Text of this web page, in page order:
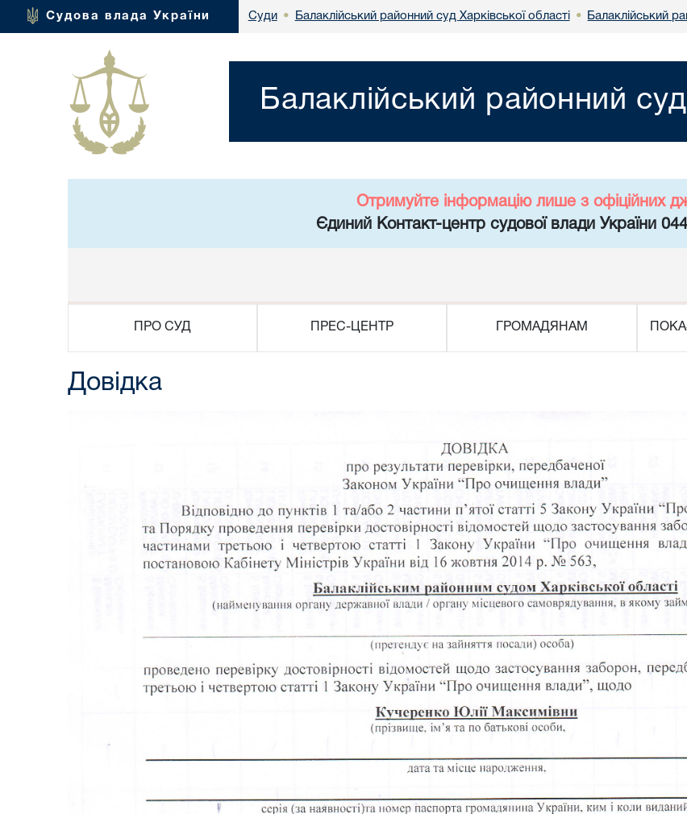
Судова влада України Суди • Балаклійський районний суд Харківської області • Балаклійський
Балаклійський районний суд
Отримуйте інформацію лише з офіційних
Єдиний Контакт-центр судової влади України
ПРО СУД ПРЕС-ЦЕНТР ГРОМАДЯНАМ
Довідка